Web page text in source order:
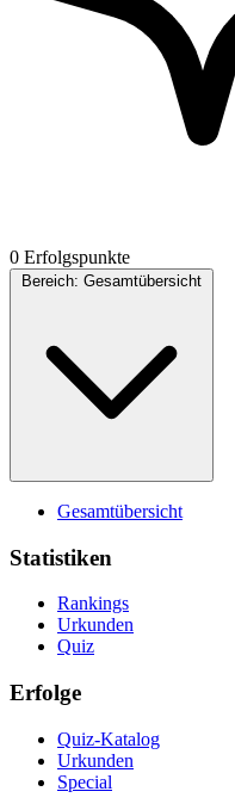
0 Erfolgspunkte
Bereich: Gesamtübersicht
Gesamtübersicht
Statistiken
Rankings
Urkunden
Quiz
Erfolge
Quiz-Katalog
Urkunden
Special